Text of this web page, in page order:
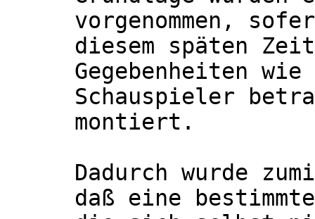
vorgenommen,
diesem späten
Gegebenheiten
Schauspieler
montiert.
Dadurch wurde
daß eine